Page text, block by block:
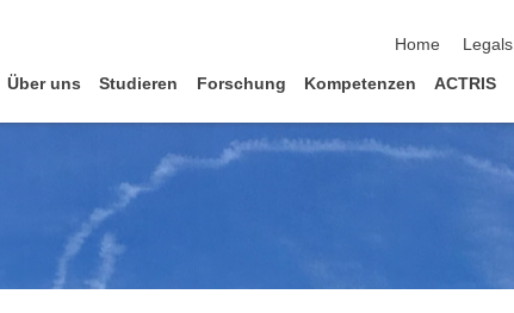
Home
Legals
Über uns Studieren Forschung Kompetenzen ACTRIS